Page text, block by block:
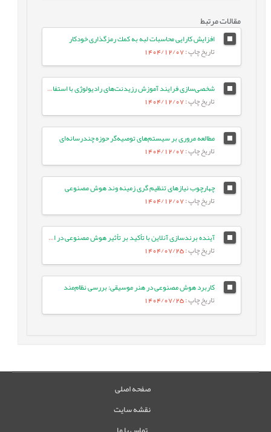
مقالات مرتبط
افزايش كارايى محاسبات لبه به كمك رمزگذارى خودكار
تاریخ چاپ: 1404/12/07
شخصی‌سازی فرایند آموزش رزیدنت‌های رادیولوژی با استفاده از یادگیری عمیق و استخراج تعاملی مدل خطاهای تشخیصی آنان
تاریخ چاپ: 1404/12/07
مطالعه مروری بر سیستم‌های توصیه‌گر حوزه چندرسانه‌ای
تاریخ چاپ: 1404/12/07
چهارچوب نیازهای تنظیم گری زمینه وند هوش مصنوعی
تاریخ چاپ: 1404/12/07
آینده برندسازی آنلاین با تأکید بر تأثیر هوش مصنوعی در افق 2025
تاریخ چاپ: 1404/07/25
کاربرد هوش مصنوعی در هنر موسیقی: بررسی نظام‌مند
تاریخ چاپ: 1404/07/25
صفحه اصلی
نقشه سایت